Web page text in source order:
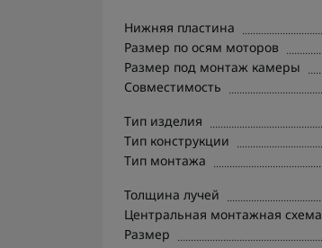
Нижняя пластина
Размер по осям моторов
Размер под монтаж камеры
Совместимость
Тип изделия
Тип конструкции
Тип монтажа
Толщина лучей
Центральная монтажная схема
Размер